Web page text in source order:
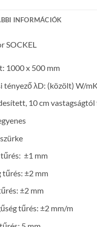
INFORMÁCIÓK
SOCKEL
1000 x 500 mm
tényező λD: (közölt) W/
10 cm
±1 mm
tűrés: ±2 mm
±2 mm
tűrés: ±2 mm/m